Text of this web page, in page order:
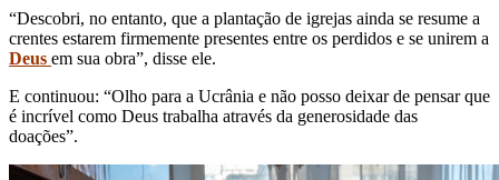
“Descobri, no entanto, que a plantação de igrejas ainda se resume a
crentes estarem firmemente presentes entre os perdidos e se unirem a
Deus em sua obra”, disse ele.
E continuou: “Olho para a Ucrânia e não posso deixar de pensar que
é incrível como Deus trabalha através da generosidade das
doações”.